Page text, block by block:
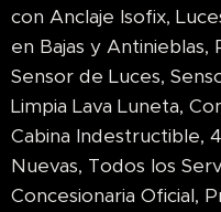
con Anclaje Isofix,
en Bajas y
Sensor de Luces,
Limpia Lava Luneta,
Cabina Indestructible,
Nuevas, Todos los
Concesionaria Oficial,